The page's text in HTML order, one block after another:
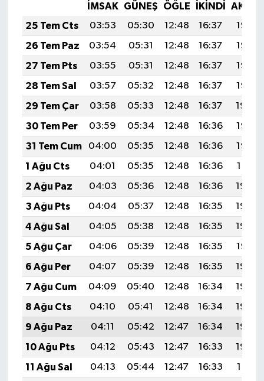
İMSAK GÜNEŞ ÖĞLE İKINDI
25 Tem Cts
03:53 05:30 12:48 16:37
19:57
26 Tem Paz
03:54 05:31 12:48 16:37
19:56
27 Tem Pts
03:55 05:31 12:48 16:37
19:56
28 Tem Sal
03:57 05:32 12:48 16:37
19:55
29 Tem Çar
03:58 05:33 12:48 16:37
19:54
30 Tem Per
03:59 05:34 12:48 16:36
19:53
31 Tem Cum
04:00 05:35 12:48 16:36
19:52
1 Ağu Cts
04:01 05:35 12:48 16:36
19:51
2 Ağu Paz
04:03 05:36 12:48 16:36
19:50
3 Ağu Pts
04:04 05:37 12:48 16:35
19:49
4 Ağu Sal
04:05 05:38 12:48 16:35
19:48
5 Ağu Çar
04:06 05:39 12:48 16:35
19:47
6 Ağu Per
04:07 05:39 12:48 16:35
19:46
7 Ağu Cum
04:09 05:40 12:48 16:34
19:45
8 Ağu Cts
04:10 05:41 12:48 16:34
19:44
9 Ağu Paz
04:11 05:42 12:47 16:34
19:43
10 Ağu Pts
04:12 05:43 12:47 16:33
19:42
11 Ağu Sal
04:13 05:44 12:47 16:33
19:41